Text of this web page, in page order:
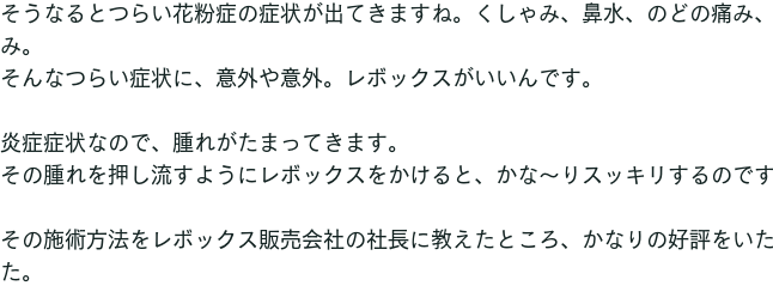
そうなるとつらい花粉症の症状が出てきますね。くしゃみ、鼻水、のどの痛み
み。
そんなつらい症状に、意外や意外。レボックスがいいんです。
炎症症状なので、腫れがたまってきます。
その腫れを押し流すようにレボックスをかけると、かな～りスッキリするのです
その施術方法をレボックス販売会社の社長に教えたところ、かなりの好評をい
た。